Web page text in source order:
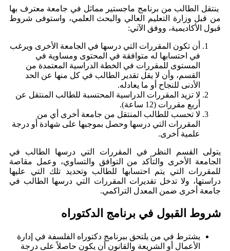
ينتقل الطالب من برنامج ماجستير مماثل في جامعة معترف بها
من قبل وزارة التعليم العالي والبحث العلمي، واستوفى شروط
قبول الأكاديمية، ووفق الآتي:
أن تكون المقررات التي درسها في الجامعة الأخرى ويرغب
في احتسابها له متوافقة في المحتوى ومساوية في
المستوى للمقررات في الخطة الدراسية المعتمدة من
القسم، وأن لا يقل تقدير الطالب في كل منها عن الحد
الأدنى للنجاح أو ما يعادله.
لا تزيد المقررات الدراسية المحتسبة للطالب المنتقل عن
أربع مقررات (12 ساعة).
لا تحسب للطالب المنتقل من جامعة أخرى أي من
المقررات التي درسها وحصل بموجبها على شهادة أو درجة
علمية أخرى.
يتولى القسم النظر في المقررات التي درسها الطالب في
الجامعة الأخرى والتأكد من التوافق والتساوي، وعمل مقاصة
للمقررات التي يتم احتسابها للطالب وتحديد تلك التي عليها
دراستها، ولا تدخل تقديرات المقررات التي درسها الطالب في
جامعة أخرى ضمن المعدل التراكمي.
شروط القبول في برنامج الدكتوراه
يشترط في من يلتحق ببرنامج دكتوراه الفلسفة في إدارة
الأعمال أو الشريعة والقانون أن يكون حاصلاً على درجة